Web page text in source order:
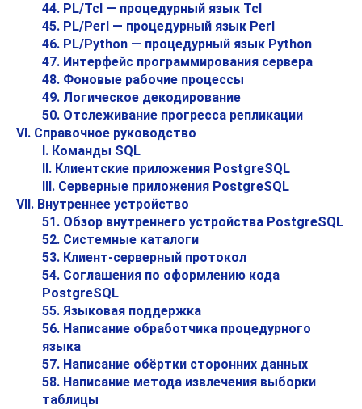
44. PL/Tcl — процедурный язык Tcl
45. PL/Perl — процедурный язык Perl
46. PL/Python — процедурный язык Python
47. Интерфейс программирования сервера
48. Фоновые рабочие процессы
49. Логическое декодирование
50. Отслеживание прогресса репликации
VI. Справочное руководство
I. Команды SQL
II. Клиентские приложения PostgreSQL
III. Серверные приложения PostgreSQL
VII. Внутреннее устройство
51. Обзор внутреннего устройства PostgreSQL
52. Системные каталоги
53. Клиент-серверный протокол
54. Соглашения по оформлению кода
PostgreSQL
55. Языковая поддержка
56. Написание обработчика процедурного
языка
57. Написание обёртки сторонних данных
58. Написание метода извлечения выборки
таблицы